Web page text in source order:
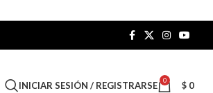
INICIAR SESIÓN / REGISTRARSE 0 $ 0